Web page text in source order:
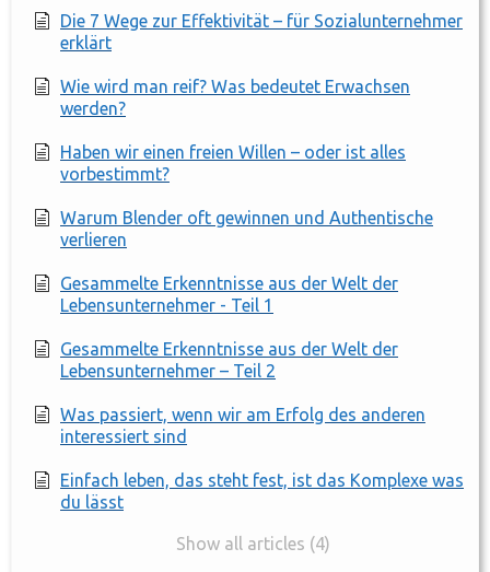
Die 7 Wege zur Effektivität – für Sozialunternehmer
erklärt
Wie wird man reif? Was bedeutet Erwachsen
werden?
Haben wir einen freien Willen – oder ist alles
vorbestimmt?
Warum Blender oft gewinnen und Authentische
verlieren
Gesammelte Erkenntnisse aus der Welt der
Lebensunternehmer - Teil 1
Gesammelte Erkenntnisse aus der Welt der
Lebensunternehmer – Teil 2
Was passiert, wenn wir am Erfolg des anderen
interessiert sind
Einfach leben, das steht fest, ist das Komplexe was
du lässt
Show all articles (4)